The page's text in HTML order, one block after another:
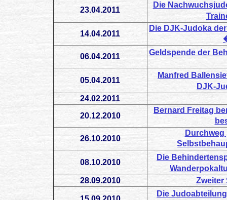
23.04.2011
Die
14.04.2011
Die DJK-Judoka
06.04.2011 Geldspende der
05.04.2011
Manfred
DJK-
24.02.2011
20.12.2010
Bernard Freitag
26.10.2010
08.10.2010
Die
28.09.2010
Zweiter
Die